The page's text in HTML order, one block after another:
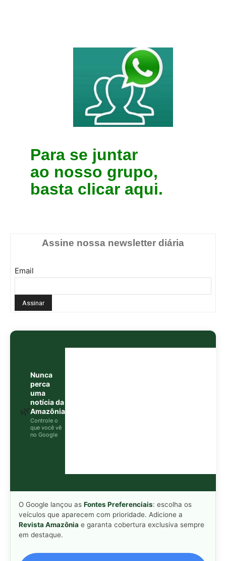
Para se juntar
ao nosso grupo,
basta clicar aqui.
Assine nossa newsletter diária
Email
🌿
Nunca
perca
uma
notícia da
Amazônia
Controle o
que você vê
no Google
O Google lançou as Fontes Preferenciais: escolha os
veículos que aparecem com prioridade. Adicione a
Revista Amazônia e garanta cobertura exclusiva sempre
em destaque.